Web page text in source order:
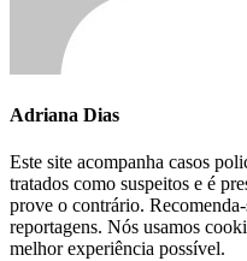
Adriana Dias
Este site acompanha casos
tratados como suspeitos e é
prove o contrário.
reportagens. Nós usamos
melhor experiência possível.